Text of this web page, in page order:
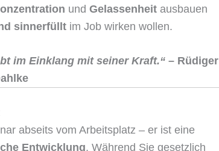
und Gelassenheit ausbauen
sinnerfüllt im Job wirken wollen.
im Einklang mit seiner Kraft.“– Rüdiger
abseits vom Arbeitsplatz – er ist eine
Entwicklung. Während Sie gesetzlich